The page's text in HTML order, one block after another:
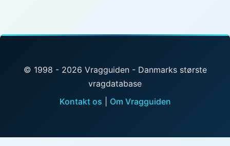
© 1998 - 2026 Vragguiden - Danmarks største
vragdatabase
Kontakt os
Om Vragguiden